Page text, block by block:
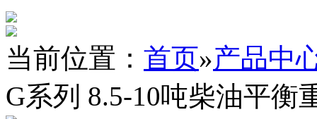
当前位置： 首页»产品中
G系列 8.5-10吨柴油平衡